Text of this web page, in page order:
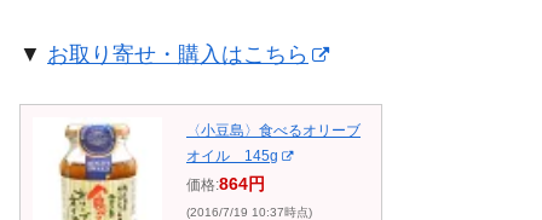
▼ お取り寄せ・購入はこちら
〈小豆島〉食べるオリーブ
オイル 145g
価格:864円
(2016/7/19 10:37時点)